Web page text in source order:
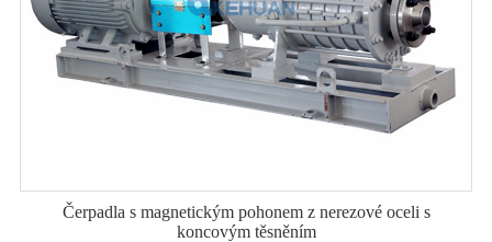
Čerpadla s magnetickým pohonem z nerezové oceli s
koncovým těsněním